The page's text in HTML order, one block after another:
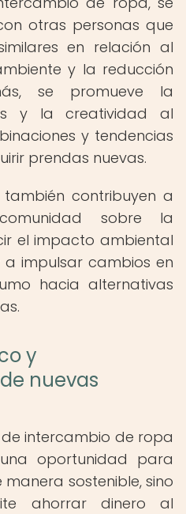
otras personas que
en relación al
y la reducción
se promueve la
y la creatividad al
y tendencias
prendas nuevas.
contribuyen a
sobre la
el impacto ambiental
impulsar cambios en
hacia alternativas
y
nuevas
intercambio de ropa
oportunidad para
sostenible, sino
ahorrar dinero al